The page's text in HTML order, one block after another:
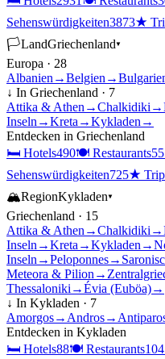
Sehenswürdigkeiten3873★
🏳LandGriechenland▾
Europa · 28
Albanien →Belgien →
↓ In Griechenland · 7
Attika & Athen →Chalkidiki →
Inseln →Kreta →Kykladen →
Entdecken in Griechenland
🛏 Hotels490🍽 Restaurants
Sehenswürdigkeiten725★
🏔RegionKykladen▾
Griechenland · 15
Attika & Athen →Chalkidiki →
Inseln →Kreta →Kykladen →
Inseln →Peloponnes→
Meteora & Pilion →
Thessaloniki →Évia (Euböa)→
↓ In Kykladen · 7
Amorgos→ Andros→
Entdecken in Kykladen
🛏 Hotels88🍽 Restaurants104